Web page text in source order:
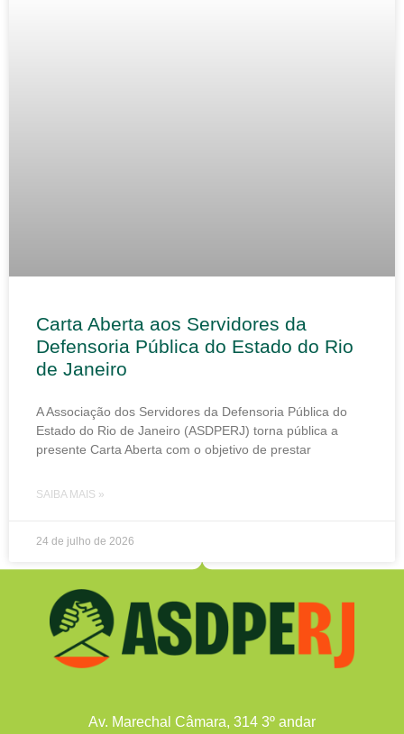
Carta Aberta aos Servidores da
Defensoria Pública do Estado do Rio
de Janeiro
A Associação dos Servidores da Defensoria Pública do
Estado do Rio de Janeiro (ASDPERJ) torna pública a
presente Carta Aberta com o objetivo de prestar
SAIBA MAIS »
24 de julho de 2026
Av. Marechal Câmara, 314 3º andar